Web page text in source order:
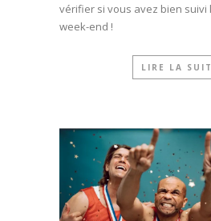
vérifier si vous avez bien suivi
week-end !
LIRE LA